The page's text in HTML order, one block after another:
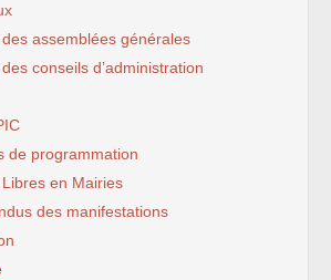
assemblées générales
conseils d’administration
de programmation
en Mairies
des manifestations